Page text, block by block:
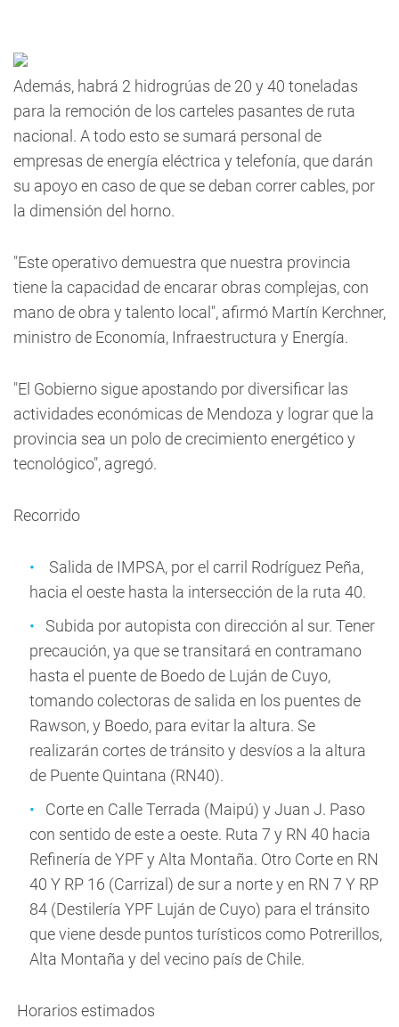
Además, habrá 2 hidrogrúas de 20 y 40 toneladas
para la remoción de los carteles pasantes de ruta
nacional. A todo esto se sumará personal de
empresas de energía eléctrica y telefonía, que darán
su apoyo en caso de que se deban correr cables, por
la dimensión del horno.
"Este operativo demuestra que nuestra provincia
tiene la capacidad de encarar obras complejas, con
mano de obra y talento local", afirmó Martín Kerchner,
ministro de Economía, Infraestructura y Energía.
"El Gobierno sigue apostando por diversificar las
actividades económicas de Mendoza y lograr que la
provincia sea un polo de crecimiento energético y
tecnológico", agregó.
Recorrido
Salida de IMPSA, por el carril Rodríguez Peña,
hacia el oeste hasta la intersección de la ruta 40.
Subida por autopista con dirección al sur. Tener
precaución, ya que se transitará en contramano
hasta el puente de Boedo de Luján de Cuyo,
tomando colectoras de salida en los puentes de
Rawson, y Boedo, para evitar la altura. Se
realizarán cortes de tránsito y desvíos a la altura
de Puente Quintana (RN40).
Corte en Calle Terrada (Maipú) y Juan J. Paso
con sentido de este a oeste. Ruta 7 y RN 40 hacia
Refinería de YPF y Alta Montaña. Otro Corte en RN
40 Y RP 16 (Carrizal) de sur a norte y en RN 7 Y RP
84 (Destilería YPF Luján de Cuyo) para el tránsito
que viene desde puntos turísticos como Potrerillos,
Alta Montaña y del vecino país de Chile.
Horarios estimados